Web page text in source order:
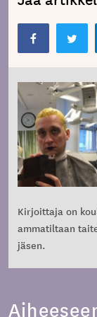
Kirjoittaja on
ammatiltaan
jäsen.